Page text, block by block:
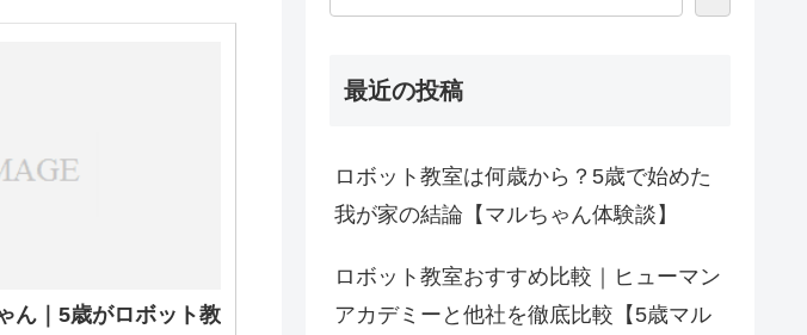
ん｜5歳がロボット教
最近の投稿
ロボット教室は何歳から？5歳で始めた
我が家の結論【マルちゃん体験談】
ロボット教室おすすめ比較｜ヒューマン
アカデミーと他社を徹底比較【5歳マル